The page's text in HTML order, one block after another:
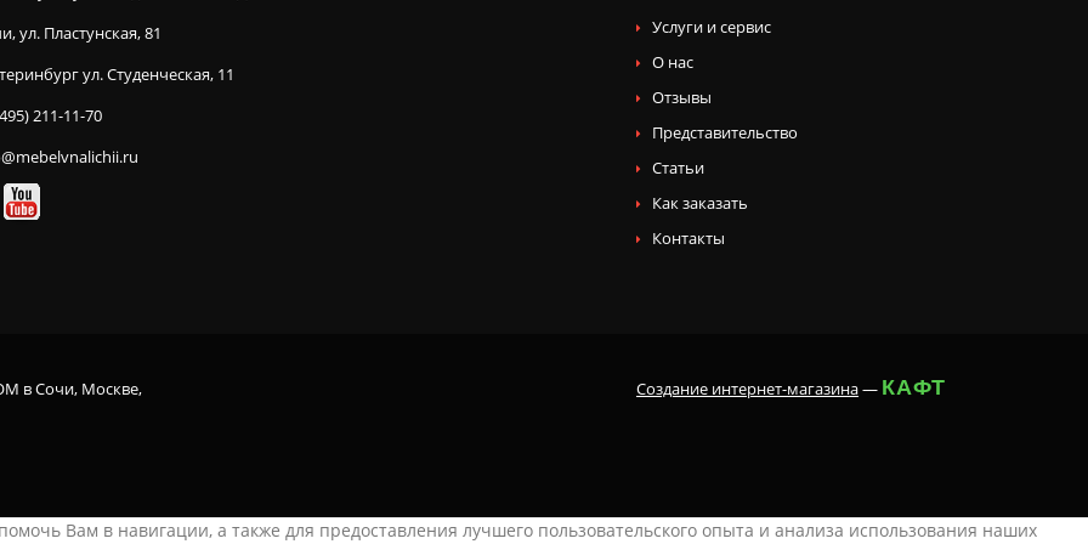
ул. Пластунская, 81
ул. Студенческая, 11
211-11-70
Услуги и сервис
О нас
Отзывы
Представительство
Статьи
Как заказать
Контакты
в Сочи, Москве,
Создание интернет-магазина— КАФТ
Вам в навигации, а также для предоставления лучшего пользовательского опыта и анализа использования наших